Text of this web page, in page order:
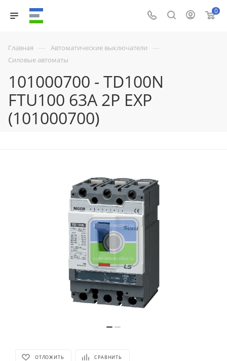
0
Главная — Автоматические выключатели —
Силовые автоматы
101000700 - TD100N
FTU100 63A 2P EXP
(101000700)
ОТЛОЖИТЬ СРАВНИТЬ